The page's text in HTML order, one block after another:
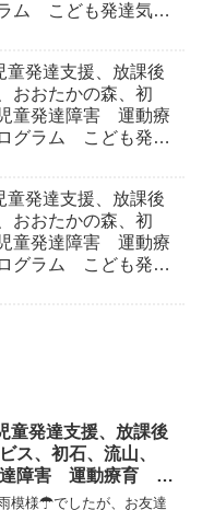
ム こども発達気に
放デイ 自閉症
童発達支援、放課後
おおたかの森、初
童発達障害 運動療
グラム こども発達
害 放デイ 自閉
童発達支援、放課後
おおたかの森、初
童発達障害 運動療
グラム こども発達
害 放デイ 自閉
発達支援、放課後
ス、初石、流山、
達障害 運動療育 柳
ラム こどもプラス
模様☂でしたが、お友達